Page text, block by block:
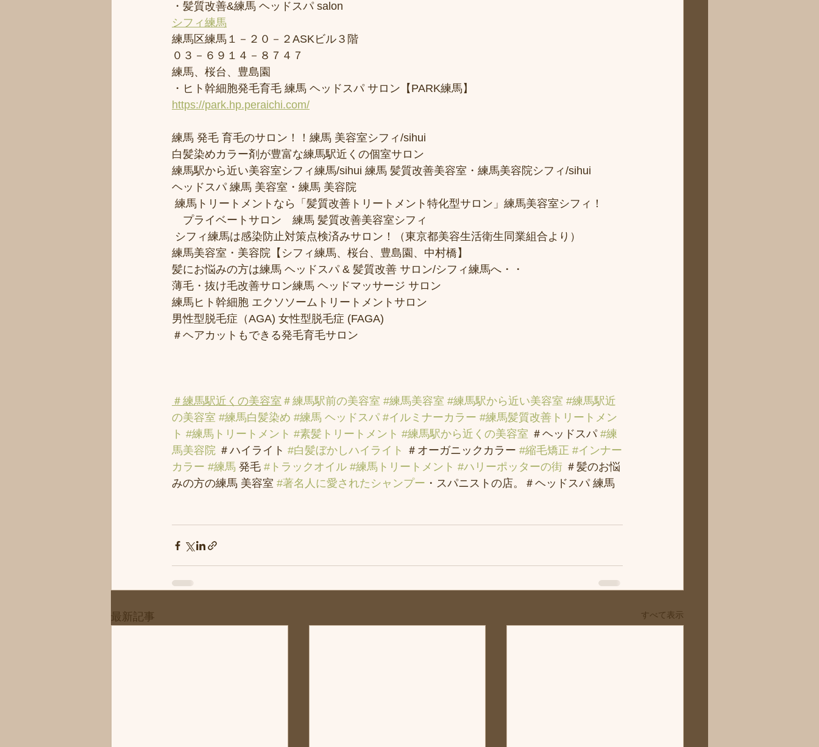
・髪質改善&練馬 ヘッドスパ salon
シフィ練馬
練馬区練馬１－２０－２ASKビル３階
０３－６９１４－８７４７
練馬、桜台、豊島園
・ヒト幹細胞発毛育毛 練馬 ヘッドスパ サロン【PARK練馬】
https://park.hp.peraichi.com/
練馬 発毛 育毛のサロン！！練馬 美容室シフィ/sihui
白髪染めカラー剤が豊富な練馬駅近くの個室サロン
練馬駅から近い美容室シフィ練馬/sihui 練馬 髪質改善美容室・練馬美容院シフィ/sihui
ヘッドスパ 練馬 美容室・練馬 美容院
練馬トリートメントなら「髪質改善トリートメント特化型サロン」練馬美容室シフィ！
プライベートサロン　練馬 髪質改善美容室シフィ
シフィ練馬は感染防止対策点検済みサロン！（東京都美容生活衛生同業組合より）
練馬美容室・美容院【シフィ練馬、桜台、豊島園、中村橋】
髪にお悩みの方は練馬 ヘッドスパ & 髪質改善 サロン/シフィ練馬へ・・
薄毛・抜け毛改善サロン練馬 ヘッドマッサージ サロン
練馬ヒト幹細胞 エクソソームトリートメントサロン
男性型脱毛症（AGA) 女性型脱毛症 (FAGA)
＃ヘアカットもできる発毛育毛サロン
＃練馬駅近くの美容室 ＃練馬駅前の美容室 #練馬美容室 #練馬駅から近い美容室 #練馬駅近
の美容室 #練馬白髪染め #練馬 ヘッドスパ #イルミナーカラー #練馬髪質改善トリートメン
ト #練馬トリートメント #素髪トリートメント #練馬駅から近くの美容室 ＃ヘッドスパ #練
馬美容院 ＃ハイライト #白髪ぼかしハイライト ＃オーガニックカラー #縮毛矯正 #インナー
カラー #練馬 発毛 #トラックオイル #練馬トリートメント #ハリーポッターの街 ＃髪のお悩
みの方の練馬 美容室 #著名人に愛されたシャンプー ・スパニストの店。＃ヘッドスパ 練馬
最新記事 すべて表示